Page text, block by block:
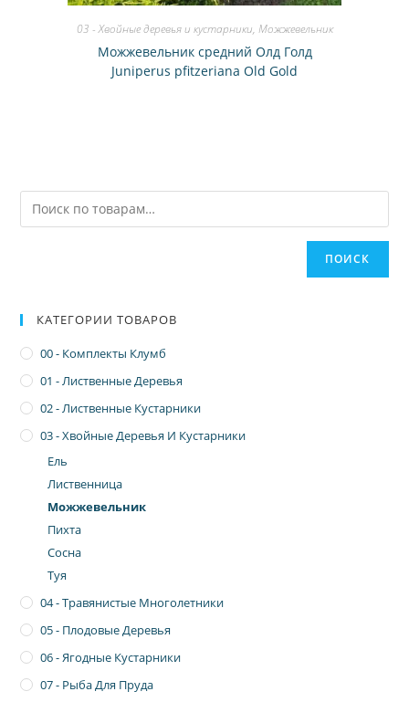
03 - Хвойные деревья и кустарники, Можжевельник
Можжевельник средний Олд Голд
Juniperus pfitzeriana Old Gold
ПОИСК
КАТЕГОРИИ ТОВАРОВ
00 - Комплекты Клумб
01 - Лиственные Деревья
02 - Лиственные Кустарники
03 - Хвойные Деревья И Кустарники
Ель
Лиственница
Можжевельник
Пихта
Сосна
Туя
04 - Травянистые Многолетники
05 - Плодовые Деревья
06 - Ягодные Кустарники
07 - Рыба Для Пруда